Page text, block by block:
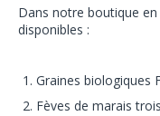
Dans notre boutique
disponibles :
Graines biologiques
Fèves de marais